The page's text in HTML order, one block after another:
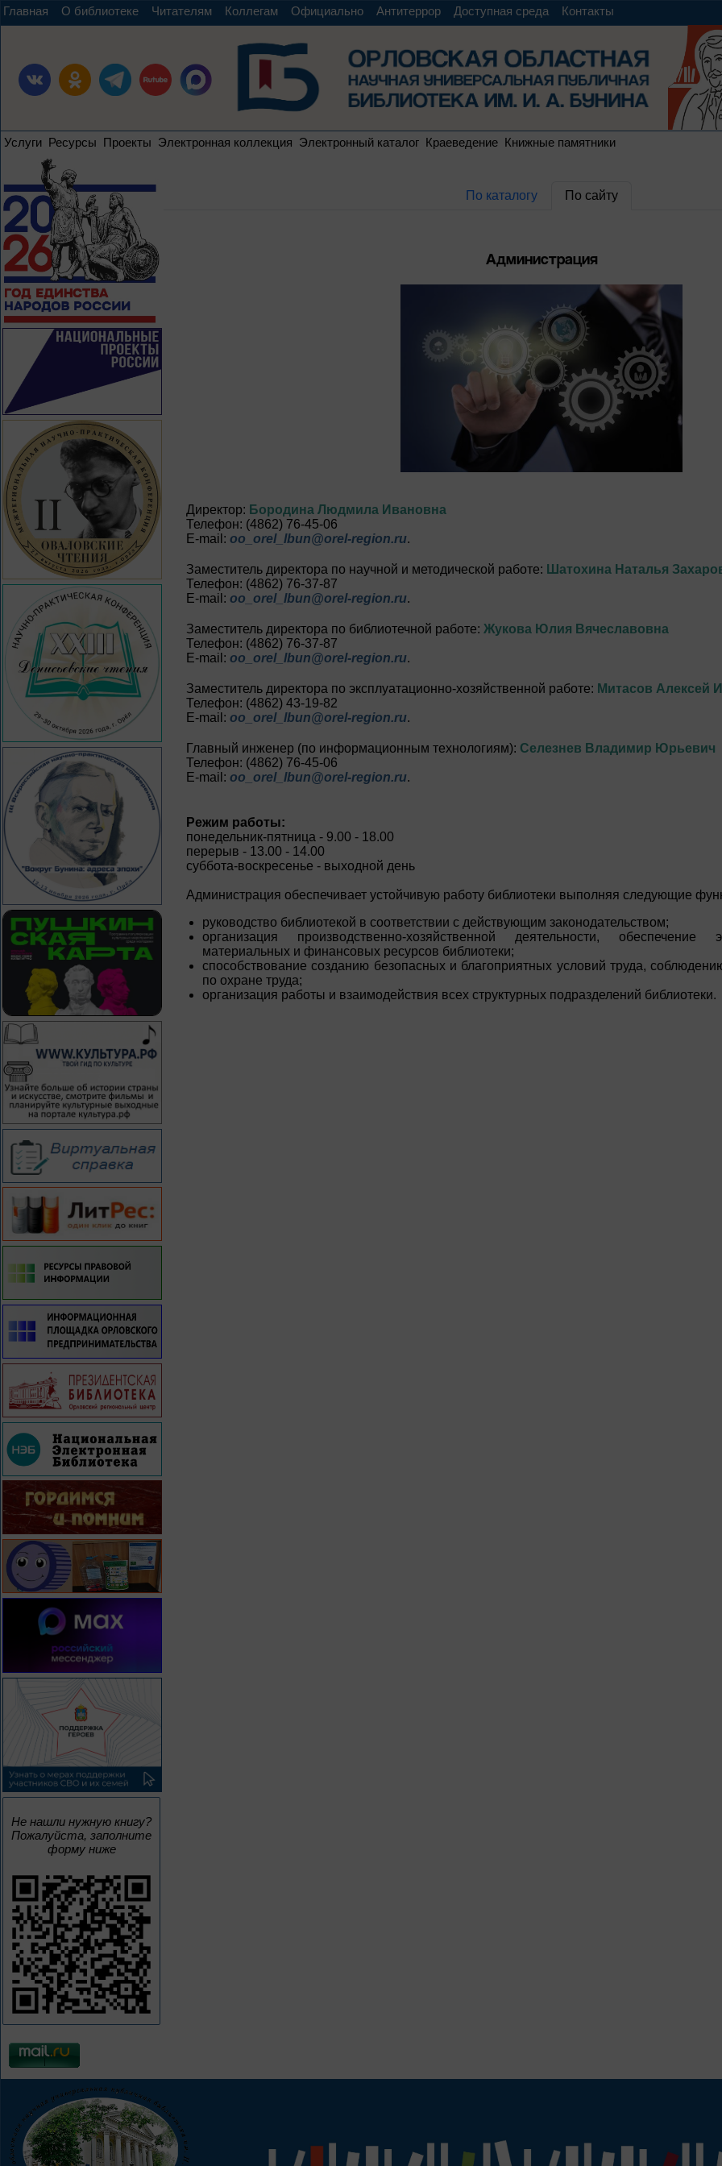
Главная О библиотеке Читателям Коллегам Официально Антитеррор Доступная среда Контакты
Услуги Ресурсы Проекты Электронная коллекция Электронный каталог Краеведение Книжные памятники
Не нашли нужную книгу?
Пожалуйста, заполните
форму ниже
По каталогу По сайту
Администрация
Директор: Бородина Людмила Ивановна
Телефон: (4862) 76-45-06
E-mail: oo_orel_lbun@orel-region.ru.
Заместитель директора по научной и методической работе: Шатохина Наталья
Телефон: (4862) 76-37-87
E-mail: oo_orel_lbun@orel-region.ru.
Заместитель директора по библиотечной работе: Жукова Юлия Вячеславовна
Телефон: (4862) 76-37-87
E-mail: oo_orel_lbun@orel-region.ru.
Заместитель директора по эксплуатационно-хозяйственной работе: Митасов Алексей
Телефон: (4862) 43-19-82
E-mail: oo_orel_lbun@orel-region.ru.
Главный инженер (по информационным технологиям): Селезнев Владимир Юрьевич
Телефон: (4862) 76-45-06
E-mail: oo_orel_lbun@orel-region.ru.
Режим работы:
понедельник-пятница - 9.00 - 18.00
перерыв - 13.00 - 14.00
суббота-воскресенье - выходной день
Администрация обеспечивает устойчивую работу библиотеки выполняя следующие
руководство библиотекой в соответствии с действующим законодательством;
организация производственно-хозяйственной деятельности, обеспечение
материальных и финансовых ресурсов библиотеки;
способствование созданию безопасных и благоприятных условий труда,
по охране труда;
организация работы и взаимодействия всех структурных подразделений библиотеки.